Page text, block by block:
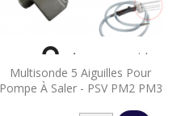
Multisonde 5 Aiguilles Pour
Pompe À Saler - PSV PM2 PM3
 Aperçu rapide